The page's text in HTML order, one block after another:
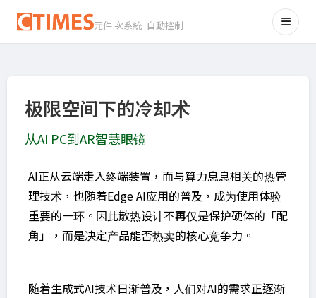
元件 次系統 自動控制
极限空间下的冷却术
从AI PC到AR智慧眼镜
AI正从云端走入终端装置，而与算力息息相关的热管
理技术，也随着Edge AI应用的普及，成为使用体验
重要的一环。因此散热设计不再仅是保护硬体的「配
角」，而是决定产品能否热卖的核心竞争力。
随着生成式AI技术日渐普及，人们对AI的需求正逐渐